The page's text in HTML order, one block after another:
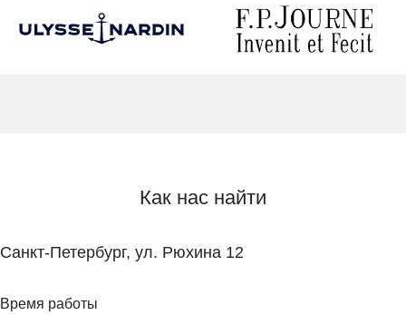
Как нас найти
Санкт-Петербург, ул. Рюхина 12
Время работы